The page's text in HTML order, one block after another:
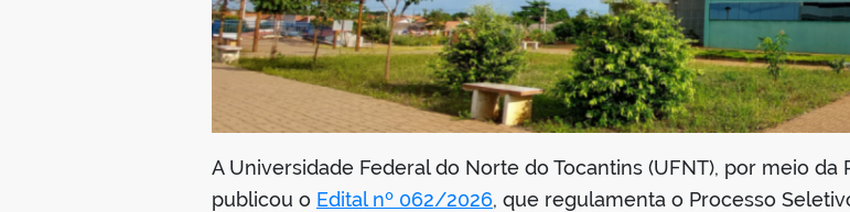
A Universidade Federal do Norte do Tocantins (UFNT), por meio da
publicou o Edital nº 062/2026, que regulamenta o Processo